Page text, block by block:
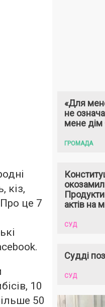
кіз,
це 7
10
50
«Для
не
мене
ГРОМАДА
актів на
СУД
Судді
СУД